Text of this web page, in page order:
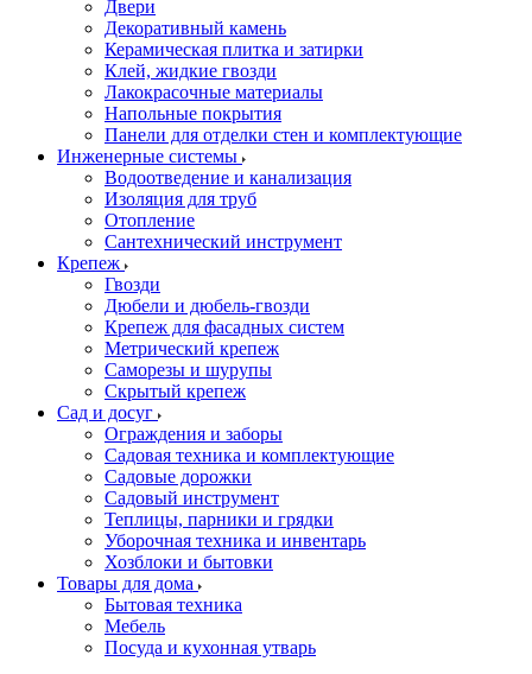
Двери
Декоративный камень
Керамическая плитка и затирки
Клей, жидкие гвозди
Лакокрасочные материалы
Напольные покрытия
Панели для отделки стен и комплектующие
Инженерные системы
Водоотведение и канализация
Изоляция для труб
Отопление
Сантехнический инструмент
Крепеж
Гвозди
Дюбели и дюбель-гвозди
Крепеж для фасадных систем
Метрический крепеж
Саморезы и шурупы
Скрытый крепеж
Сад и досуг
Ограждения и заборы
Садовая техника и комплектующие
Садовые дорожки
Садовый инструмент
Теплицы, парники и грядки
Уборочная техника и инвентарь
Хозблоки и бытовки
Товары для дома
Бытовая техника
Мебель
Посуда и кухонная утварь